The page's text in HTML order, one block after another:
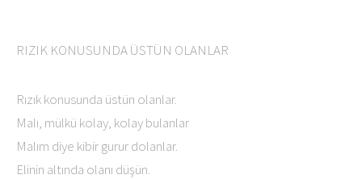
RIZIK KONUSUNDA ÜSTÜN OLANLAR
Rızık konusunda üstün olanlar.
Malı, mülkü kolay, kolay bulanlar
Malım diye kibir gurur dolanlar.
Elinin altında olanı düşün.